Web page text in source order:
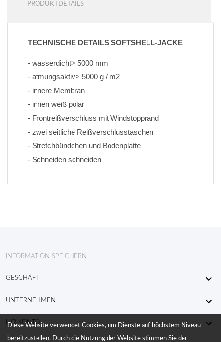
PRODUKTDETAILS
TECHNISCHE DETAILS SOFTSHELL-JACKE
- wasserdicht> 5000 mm
- atmungsaktiv> 5000 g / m2
- innere Membran
- innen weiß polar
- Frontreißverschluss mit Windstopprand
- zwei seitliche Reißverschlusstaschen
- Stretchbündchen und Bodenplatte
- Schneiden schneiden
INFORMATION SPEICHERN
GESCHÄFT 
UNTERNEHMEN 
IHR KONTO 
Diese Website verwendet Cookies, um Dienste auf höchstem Niveau
bereitzustellen. Durch die Nutzung der Website stimmen Sie der